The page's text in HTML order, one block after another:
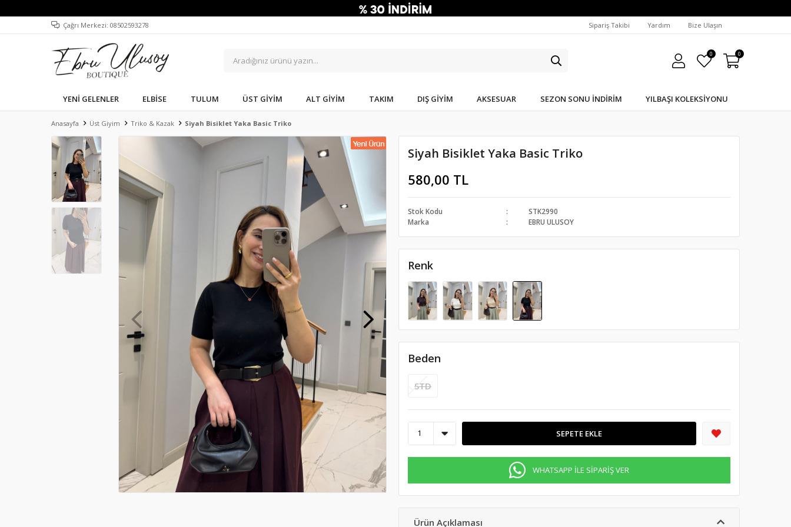
Çağrı Merkezi: 08502593278 Sipariş Takibi Yardım Bize Ulaşın
0 0
YENI GELENLER ELBISE TULUM ÜST GIYIM ALT GIYIM TAKIM DIŞ GIYIM AKSESUAR SEZON SONU İNDIRIM YILBAŞI KOLEKSIYONU
Anasayfa Üst Giyim Triko & Kazak Siyah Bisiklet Yaka Basic Triko
Siyah Bisiklet Yaka Basic Triko
580,00 TL
Stok Kodu
STK2990
Marka
EBRU ULUSOY
Renk
Beden
STD
SEPETE EKLE
WHATSAPP İLE SİPARİŞ VER
Ürün Açıklaması